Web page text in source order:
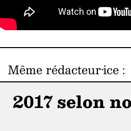
Même rédacteur·ice :
2017 selon